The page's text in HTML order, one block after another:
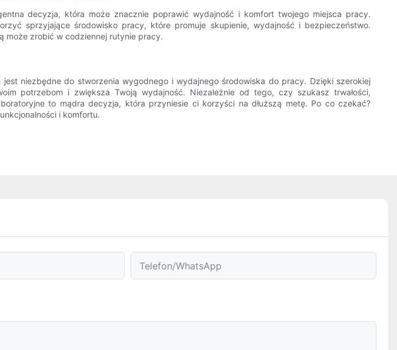
decyzja, która może znacznie poprawić wydajność i komfort twojego miejsca pracy.
sprzyjające środowisko pracy, które promuje skupienie, wydajność i bezpieczeństwo.
może zrobić w codziennej rutynie pracy.
niezbędne do stworzenia wygodnego i wydajnego środowiska do pracy. Dzięki szerokiej
potrzebom i zwiększa Twoją wydajność. Niezależnie od tego, czy szukasz trwałości,
to mądra decyzja, która przyniesie ci korzyści na dłuższą metę. Po co czekać?
i komfortu.
Telefon/WhatsApp